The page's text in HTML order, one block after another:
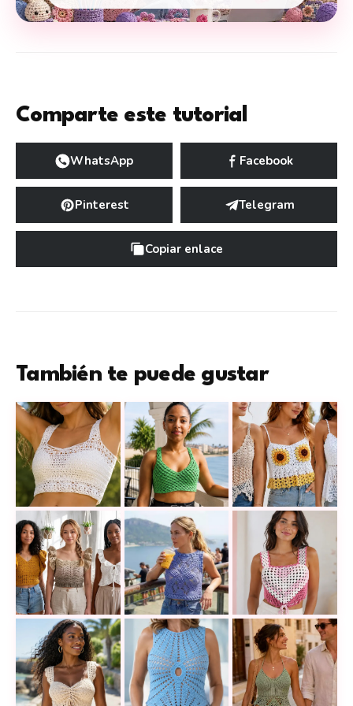
Comparte este tutorial
WhatsApp Facebook
Pinterest Telegram
Copiar enlace
También te puede gustar
Este crop top a crochet combina puntos calados,
Este top verde a crochet es tan
Blusas de tiritas a
20 tops con volantes y boleros a crochet con
Tu próximo top favorito de verano
Así se convierte